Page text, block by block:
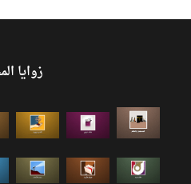
زوايا المجلة